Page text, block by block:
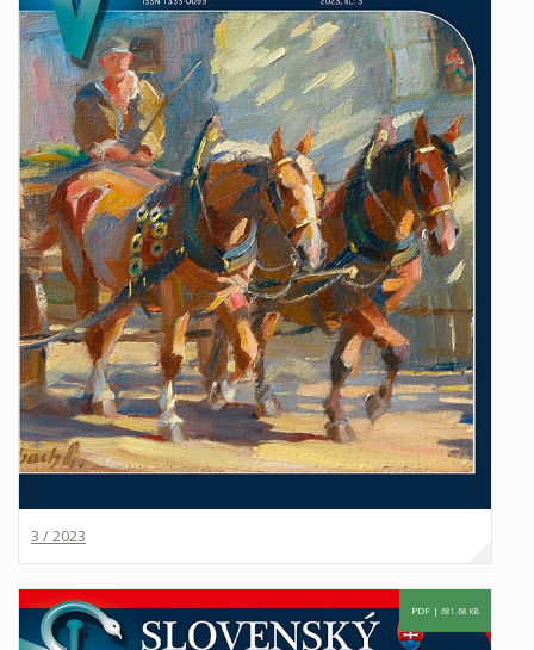
3 / 2023
PDF | 681.68 KB